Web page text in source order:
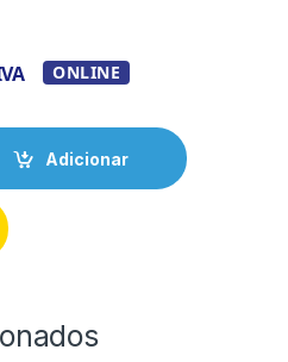
ONLINE
Adicionar